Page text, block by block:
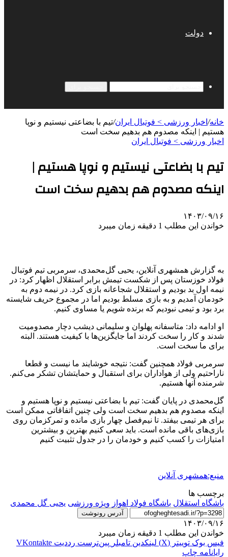
دولت
خانه/ اخبار ورزشی > فوتبال ايران/تیم با بضاعتی نیستیم و نوپا
هستیم | اینکه مصدوم هم بدهیم سخت است
اخبار ورزشی > فوتبال ايران
تیم با بضاعتی نیستیم و نوپا هستیم |
اینکه مصدوم هم بدهیم سخت است
۱۴۰۳/۰۹/۱۶
خواندن این مطلب 1 دقیقه زمان میبرد
به گزارش همشهری آنلاین، یحیی گل‌محمدی، سرمربی تیم فوتبال
فولاد خوزستان پس از شکست تیمش برابر استقلال اظهار کرد: در
نیمه اول بد بودیم و استقلال شجاعانه بازی کرد. در نیمه دوم به
خودمان آمدیم و به بازی مسلط بودیم اما در مجموع حریف شایسته
برد بود و تیمی نبودیم که برنده شویم یا مساوی کنیم.
او ادامه داد: متاسفانه پهلوان و سلیمانی دیشب دچار مصدومیت
شدند و کار را سخت کردند اما جایگزین‌ها با کیفیت هستند. البته
برای ما سخت است.
سرمربی فولاد همچنین گفت: نتیجه خوشایند ما نیست و قطعا
ناراحتیم‌ ولی از هواداران برای استقبال و حمایتشان تشکر می‌کنم.
شرمنده آنها هستیم.
گل‌محمدی در پایان گفت: تیم با بضاعتی نیستیم و نوپا هستیم و
اینکه مصدوم هم بدهیم سخت است ولی چنین اتفاقاتی ممکن است
برای هر تیمی بیفتد. تا نیم‌فصل چهار بازی مانده و تمرکزمان روی
بازی‌های باقی مانده است. باید سعی کنیم بهترین و بیشترین
امتیازات را کسب کنیم و خودمان را در جدول تثبیت کنیم
منبع:همشهری آنلاین
برچسب ها
باشگاه استقلال باشگاه فولاد اهواز ویژه ورزشی یحیی گل محمدی
آدرس رونوشت
۱۴۰۳/۰۹/۱۶
خواندن این مطلب 1 دقیقه زمان میبرد
فیس بوک توییتر (X) لینکدین ‫تامبلر ‫پین‌ترست ‫رددیت ‫VKontakte
رایانامه چاپ